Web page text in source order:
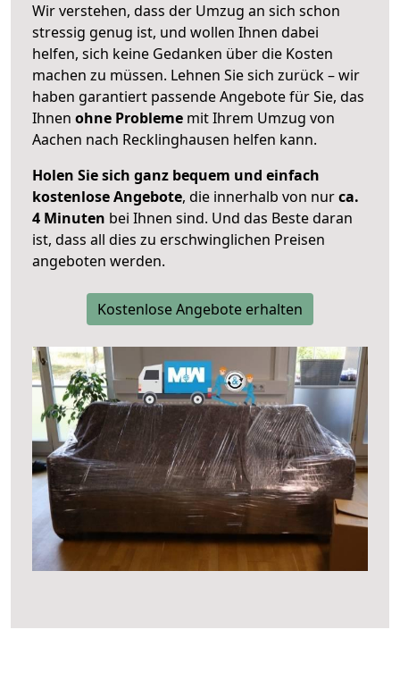
Wir verstehen, dass der Umzug an sich schon
stressig genug ist, und wollen Ihnen dabei
helfen, sich keine Gedanken über die Kosten
machen zu müssen. Lehnen Sie sich zurück – wir
haben garantiert passende Angebote für Sie, das
Ihnen ohne Probleme mit Ihrem Umzug von
Aachen nach Recklinghausen helfen kann.
Holen Sie sich ganz bequem und einfach
kostenlose Angebote, die innerhalb von nurca.
4 Minuten bei Ihnen sind. Und das Beste daran
ist, dass all dies zu erschwinglichen Preisen
angeboten werden.
Kostenlose Angebote erhalten